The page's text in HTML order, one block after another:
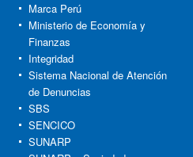
Marca Perú
Ministerio de Economía y
Finanzas
Integridad
Sistema Nacional de Atención
de Denuncias
SBS
SENCICO
SUNARP